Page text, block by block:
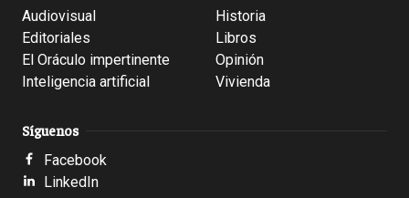
Audiovisual
Editoriales
El Oráculo impertinente
Inteligencia artificial
Historia
Libros
Opinión
Vivienda
Síguenos
Facebook
LinkedIn